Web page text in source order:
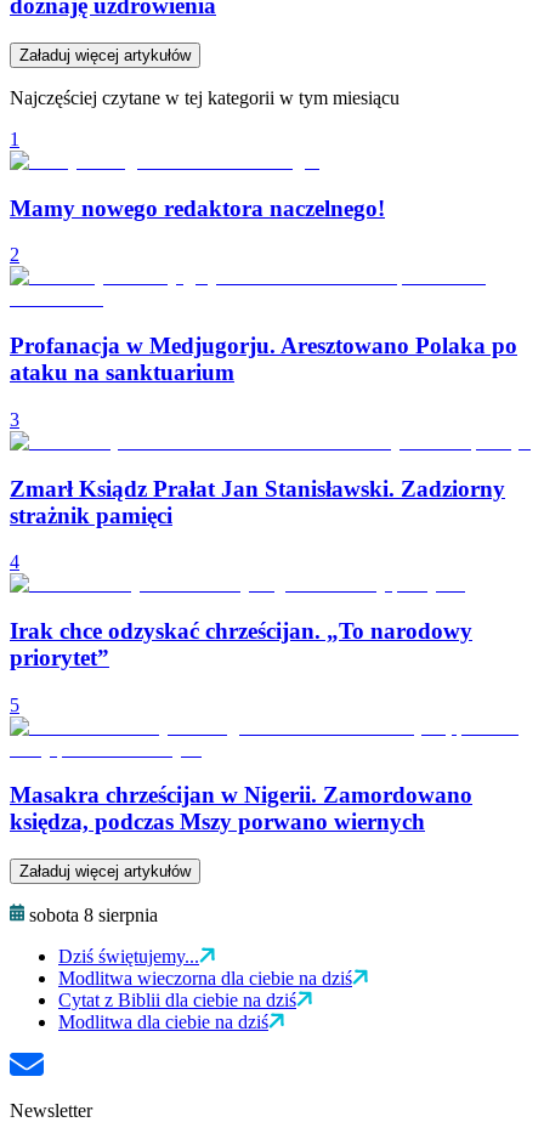
doznaję uzdrowienia
Załaduj więcej artykułów
Najczęściej czytane w tej kategorii w tym miesiącu
1
Mamy nowego redaktora naczelnego!
2
Profanacja w Medjugorju. Aresztowano Polaka po
ataku na sanktuarium
3
Zmarł Ksiądz Prałat Jan Stanisławski. Zadziorny
strażnik pamięci
4
Irak chce odzyskać chrześcijan. „To narodowy
priorytet”
5
Masakra chrześcijan w Nigerii. Zamordowano
księdza, podczas Mszy porwano wiernych
Załaduj więcej artykułów
sobota 8 sierpnia
Dziś świętujemy...
Modlitwa wieczorna dla ciebie na dziś
Cytat z Biblii dla ciebie na dziś
Modlitwa dla ciebie na dziś
Newsletter